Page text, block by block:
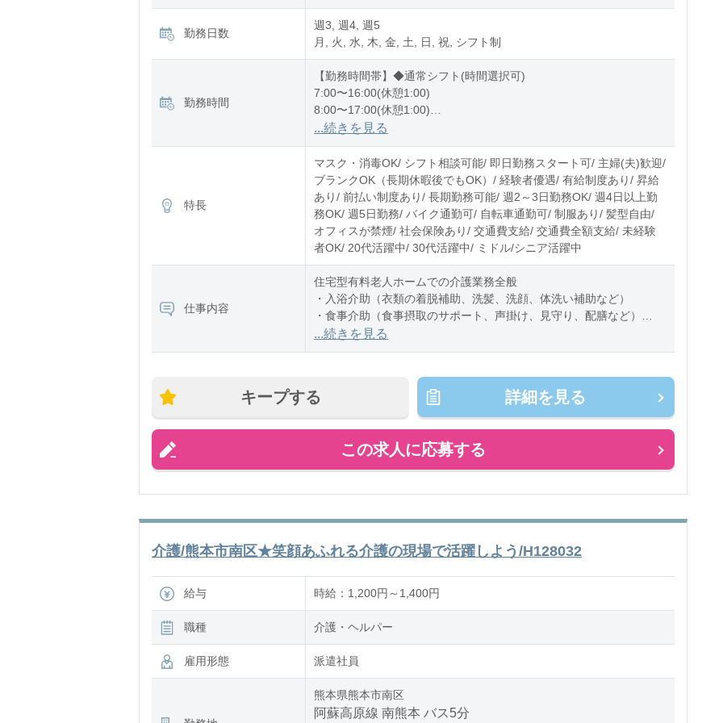
勤務日数
週3, 週4, 週5
月, 火, 水, 木, 金, 土, 日, 祝, シフト制
勤務時間
【勤務時間帯】◆通常シフト(時間選択可)
7:00〜16:00(休憩1:00)
8:00〜17:00(休憩1:00)
12:00〜21:00(休憩1:00)
※残業：0〜10時間程度/月
...続きを見る
特長
マスク・消毒OK/ シフト相談可能/ 即日勤務スタート可/ 主婦(夫)歓迎/
ブランクOK（長期休暇後でもOK）/ 経験者優遇/ 有給制度あり/ 昇給
あり/ 前払い制度あり/ 長期勤務可能/ 週2～3日勤務OK/ 週4日以上勤
務OK/ 週5日勤務/ バイク通勤可/ 自転車通勤可/ 制服あり/ 髪型自由/
オフィスが禁煙/ 社会保険あり/ 交通費支給/ 交通費全額支給/ 未経験
者OK/ 20代活躍中/ 30代活躍中/ ミドル/シニア活躍中
仕事内容
住宅型有料老人ホームでの介護業務全般
・入浴介助（衣類の着脱補助、洗髪、洗顔、体洗い補助など）
・食事介助（食事摂取のサポート、声掛け、見守り、配膳など）
・排泄介助（トイレへの誘導、見守り、おむつ交
...続きを見る
キープする 詳細を見る
この求人に応募する
介護/熊本市南区★笑顔あふれる介護の現場で活躍しよう/H128032
給与 時給：1,200円～1,400円
職種 介護・ヘルパー
雇用形態 派遣社員
熊本県熊本市南区
阿蘇高原線 南熊本 バス5分